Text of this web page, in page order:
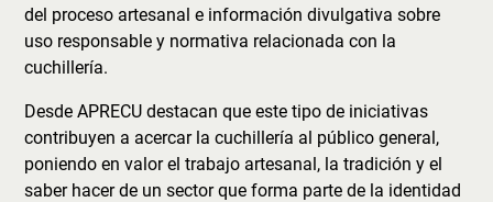
del proceso artesanal e información divulgativa sobre
uso responsable y normativa relacionada con la
cuchillería.
Desde APRECU destacan que este tipo de iniciativas
contribuyen a acercar la cuchillería al público general,
poniendo en valor el trabajo artesanal, la tradición y el
saber hacer de un sector que forma parte de la identidad